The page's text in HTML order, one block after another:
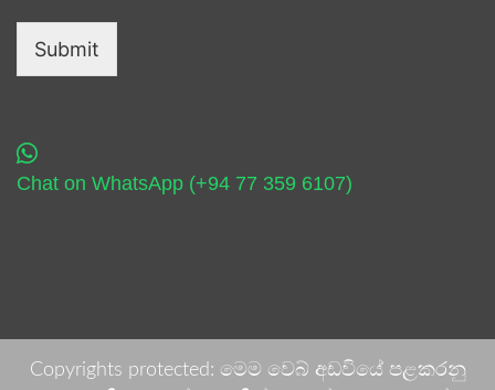
Submit
Chat on WhatsApp (+94 77 359 6107)
Copyrights protected: මෙම වෙබ් අඩවියේ පළකරනු